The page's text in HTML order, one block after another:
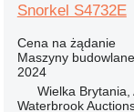
Snorkel S4732E
Cena na żądanie
Maszyny
2024
Wielka Brytania,
Waterbrook